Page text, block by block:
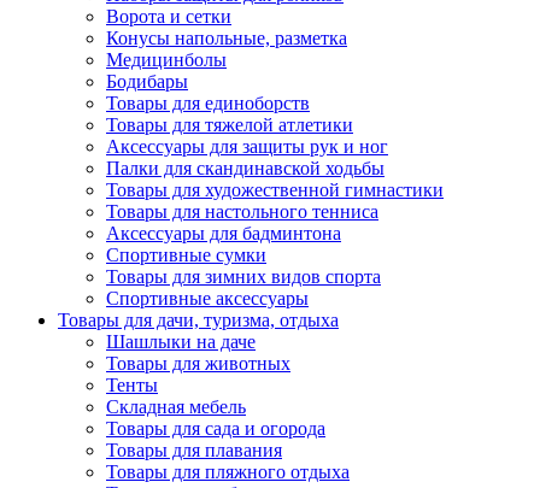
Ворота и сетки
Конусы напольные, разметка
Медицинболы
Бодибары
Товары для единоборств
Товары для тяжелой атлетики
Аксессуары для защиты рук и ног
Палки для скандинавской ходьбы
Товары для художественной гимнастики
Товары для настольного тенниса
Аксессуары для бадминтона
Спортивные сумки
Товары для зимних видов спорта
Спортивные аксессуары
Товары для дачи, туризма, отдыха
Шашлыки на даче
Товары для животных
Тенты
Складная мебель
Товары для сада и огорода
Товары для плавания
Товары для пляжного отдыха